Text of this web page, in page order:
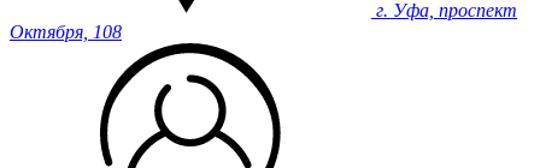
г. Уфа, проспект
Октября, 108